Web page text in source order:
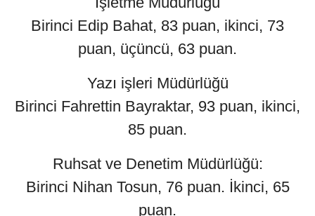
Birinci Edip Bahat, 83 puan, ikinci, 73
puan, üçüncü, 63 puan.
Yazı işleri Müdürlüğü
Birinci Fahrettin Bayraktar, 93 puan, ikinci,
85 puan.
Ruhsat ve Denetim Müdürlüğü:
Birinci Nihan Tosun, 76 puan. İkinci, 65
puan.